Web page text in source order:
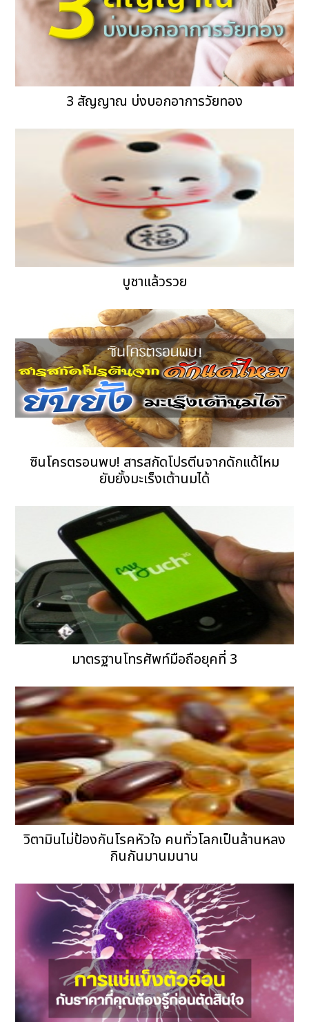
3 สัญญาณ บ่งบอกอาการวัยทอง
บูชาแล้วรวย
ซินโครตรอนพบ! สารสกัดโปรตีนจากดักแด้ไหม
ยับยั้งมะเร็งเต้านมได้
มาตรฐานโทรศัพท์มือถือยุคที่ 3
วิตามินไม่ป้องกันโรคหัวใจ คนทั่วโลกเป็นล้านหลง
กินกันมานมนาน